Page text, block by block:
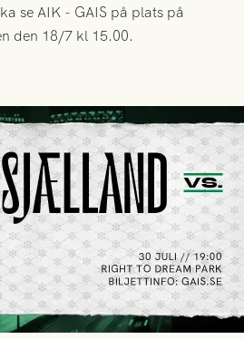
se AIK - GAIS på plats på
den 18/7 kl 15.00.